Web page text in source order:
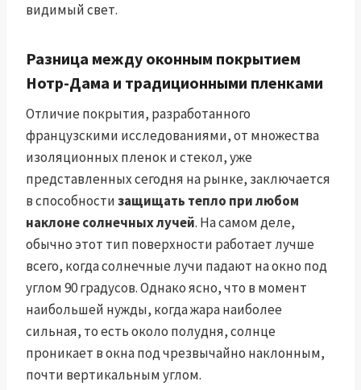
видимый свет.
Разница между оконным покрытием
Нотр-Дама и традиционными пленками
Отличие покрытия, разработанного
французскими исследованиями, от множества
изоляционных пленок и стекол, уже
представленных сегодня на рынке, заключается
в способностизащищать тепло при любом
наклоне солнечных лучей. На самом деле,
обычно этот тип поверхности работает лучше
всего, когда солнечные лучи падают на окно под
углом 90 градусов. Однако ясно, что в момент
наибольшей нужды, когда жара наиболее
сильная, то есть около полудня, солнце
проникает в окна под чрезвычайно наклонным,
почти вертикальным углом.